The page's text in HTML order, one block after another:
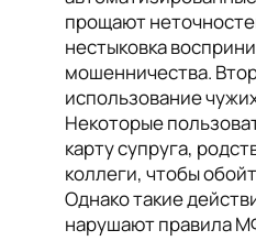
прощают
нестыковка
мошенничества.
использование
Некоторые
карту супруга,
коллеги, чтобы
Однако такие
нарушают правила